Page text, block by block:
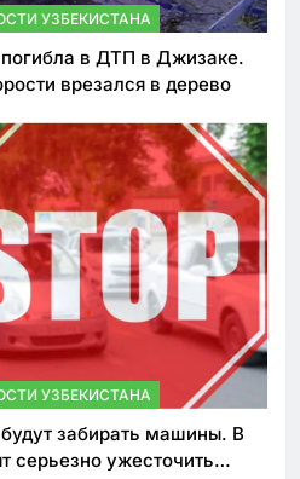
УЗБЕКИСТАНА
погибла в ДТП в Джизаке.
врезался в дерево
УЗБЕКИСТАНА
будут забирать машины. В
серьезно ужесточить